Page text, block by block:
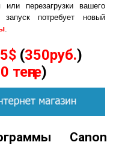
перезагрузки вашего
потребует новый
.
5$ (350руб.)
теңге)
Canon